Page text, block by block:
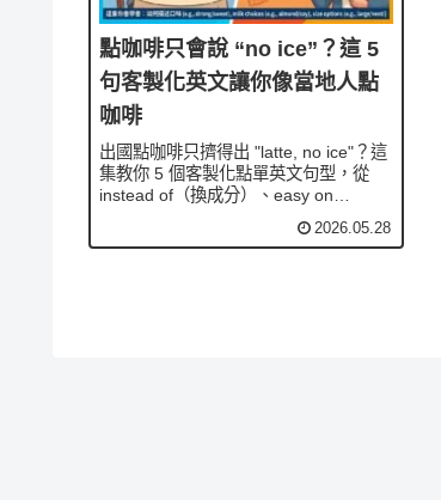
點咖啡只會說 “no ice”？這 5
句客製化英文讓你像當地人點
咖啡
出國點咖啡只擠得出 "latte, no ice"？這
集教你 5 個客製化點單英文句型，從
instead of（換成分）、easy on
外裝），燕麥奶、半糖、加濃縮、外帶
2026.05.28